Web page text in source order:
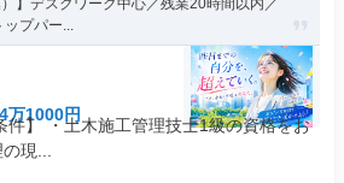
）】デスクワーク中心／残業20時間以内／
プパー...
万1000円
件】 ・土木施工管理技士1級の資格をお
現...